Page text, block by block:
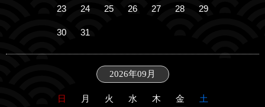
23 24 25 26 27 28 29
30 31
2026年09月
日 月 火 水 木 金
土